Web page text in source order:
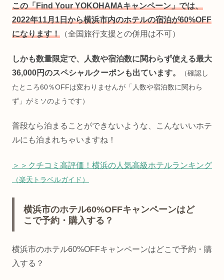
この「Find Your YOKOHAMAキャンペーン」では、
2022年11月1日から横浜市内のホテルの宿泊が60%OFF
になります！ （全国旅行支援との併用は不可）
しかも数量限定で、人数や宿泊数に関わらず使える最大
36,000円のスペシャルクーポンも出ています。
（確認し
たところ60％OFFは変わりませんが「人数や宿泊数に関わら
ず」がミソのようです）
普段なら泊まることができないような、こんないいホテ
ルにも泊まれちゃいますね！
＞＞クチコミ高評価！横浜の人気高級ホテルランキング
（楽天トラベルガイド）
横浜市のホテル60%OFFキャンペーンはど
こで予約・購入する？
横浜市のホテル60%OFFキャンペーンはどこで予約・購
入する？